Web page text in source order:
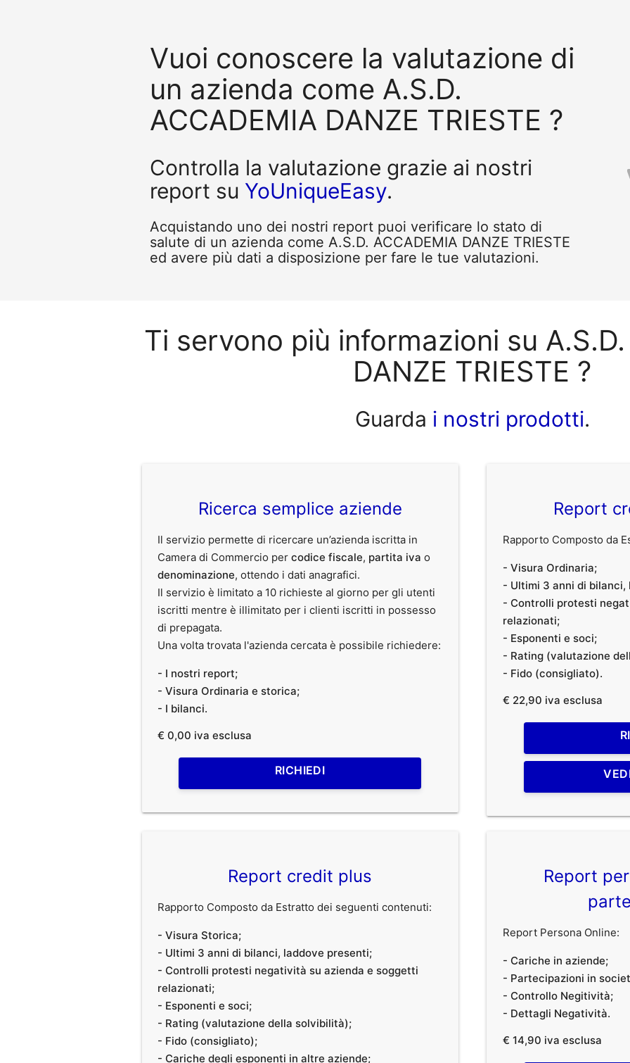
Vuoi conoscere la valutazione di
un azienda come A.S.D.
ACCADEMIA DANZE TRIESTE ?
Controlla la valutazione grazie ai nostri
report su YoUniqueEasy.
Acquistando uno dei nostri report puoi verificare lo stato di
salute di un azienda come A.S.D. ACCADEMIA DANZE TRIESTE
ed avere più dati a disposizione per fare le tue valutazioni.
Ti servono più informazioni su
DANZE TRIESTE ?
Guarda i nostri prodotti.
Ricerca semplice aziende
Il servizio permette di ricercare un’azienda iscritta in
Camera di Commercio percodice fiscale, partita iva o
denominazione, ottendo i dati anagrafici.
Il servizio è limitato a 10 richieste al giorno per gli utenti
iscritti mentre è illimitato per i clienti iscritti in possesso
di prepagata.
Una volta trovata l'azienda cercata è possibile richiedere:
- I nostri report;
- Visura Ordinaria e storica;
- I bilanci.
€ 0,00 iva esclusa
RICHIEDI
Report
Rapporto Composto da
- Visura Ordinaria;
- Ultimi 3 anni di bilanci,
- Controlli protesti
relazionati;
- Esponenti e soci;
- Rating (valutazione
- Fido (consigliato).
€ 22,90 iva esclusa
Report credit plus
Rapporto Composto da Estratto dei seguenti contenuti:
- Visura Storica;
- Ultimi 3 anni di bilanci, laddove presenti;
- Controlli protesti negatività su azienda e soggetti
relazionati;
- Esponenti e soci;
- Rating (valutazione della solvibilità);
- Fido (consigliato);
- Cariche degli esponenti in altre aziende;
Report
Report Persona Online:
- Cariche in aziende;
- Partecipazioni in
- Controllo Negitività;
- Dettagli Negatività.
€ 14,90 iva esclusa